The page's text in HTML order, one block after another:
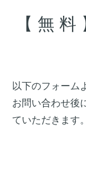
【無
以下のフォーム
お問い合わせ後
ていただきます。